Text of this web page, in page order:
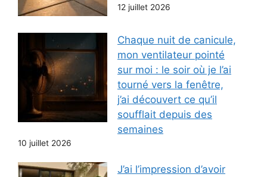
12 juillet 2026
Chaque nuit de canicule,
mon ventilateur pointé
sur moi : le soir où je l’ai
tourné vers la fenêtre,
j’ai découvert ce qu’il
soufflait depuis des
semaines
10 juillet 2026
J’ai l’impression d’avoir